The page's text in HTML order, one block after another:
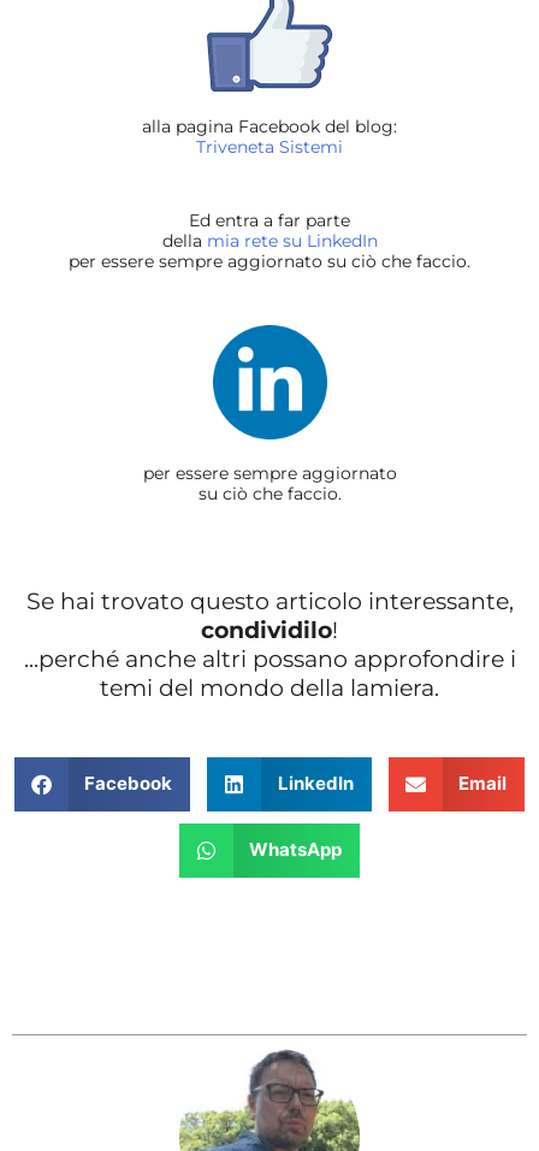
alla pagina Facebook del blog:
Triveneta Sistemi
Ed entra a far parte
della mia rete su LinkedIn
per essere sempre aggiornato su ciò che faccio.
per essere sempre aggiornato
su ciò che faccio.
Se hai trovato questo articolo interessante,
condividilo!
...perché anche altri possano approfondire i
temi del mondo della lamiera.
Facebook LinkedIn Email
WhatsApp